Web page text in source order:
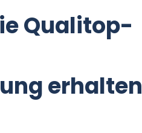
Qualitop-
erhalten